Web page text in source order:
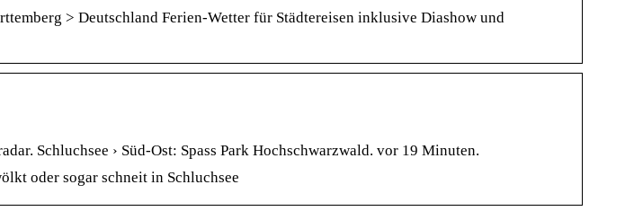
> Deutschland Ferien-Wetter für Städtereisen inklusive Diashow und
Schluchsee › Süd-Ost: Spass Park Hochschwarzwald. vor 19 Minuten.
oder sogar schneit in Schluchsee